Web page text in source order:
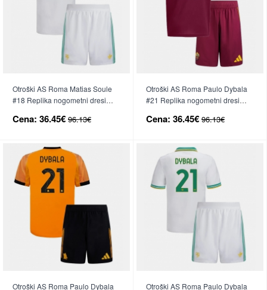
Otroški AS Roma Matias Soule
#18 Replika nogometni dresi
Rokav (+ hlače)
Cena: 36.45€ 96.13€
Otroški AS Roma Paulo Dybala
#21 Replika nogometni dresi
Rokav (+ hlače)
Cena: 36.45€ 96.13€
Otroški AS Roma Paulo Dybala Otroški AS Roma Paulo Dybala